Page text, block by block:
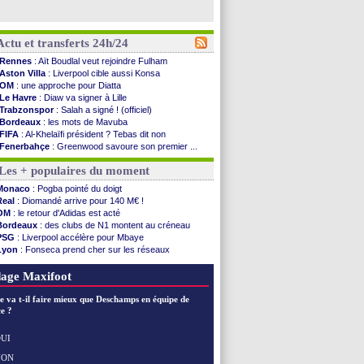
et transferts 24h/24
Rennes : Aït Boudlal veut rejoindre Fulham
Aston Villa : Liverpool cible aussi Konsa
OM : une approche pour Diatta
Le Havre : Diaw va signer à Lille
Trabzonspor : Salah a signé ! (officiel)
Bordeaux : les mots de Mavuba
FIFA : Al-Khelaïfi président ? Tebas dit non
Fenerbahçe : Greenwood savoure son premier ...
: Mavuba n'est plus l'entraîneur (off.)
Galatasaray: Milan rejette 35 M€ pour Leão
Southampton: D. Traoré prêté au Mans (officiel)
Real: Vinicius tout proche de prolonger !
VIDEO: un accueil impressionnant pour Salah !
: Diomandé attendu ce jeudi à Madrid !
: Rodri, la piste Barça se confirme
PSG : Akliouche arrive ce jeudi à Paris !
Médias : la Liga quitte beIN Sports !
Real : ça se complique pour Rodri !
FIFA: des excuses après le projet
Arsenal
+ populaires du moment
: Pogba pointé du doigt
: Diomandé arrive pour 140 M€ !
: le retour d'Adidas est acté
: des clubs de N1 montent au créneau
: Liverpool accélère pour Mbaye
: Fonseca prend cher sur les réseaux
: une nouvelle offre pour Vinicius
Maxifoot
va t-il faire mieux que Deschamps en équipe de
?